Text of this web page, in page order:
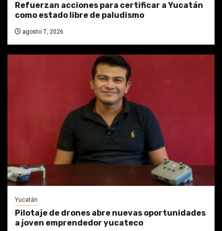
Refuerzan acciones para certificar a Yucatán
como estado libre de paludismo
agosto 7, 2026
Yucatán
Pilotaje de drones abre nuevas oportunidades
a joven emprendedor yucateco